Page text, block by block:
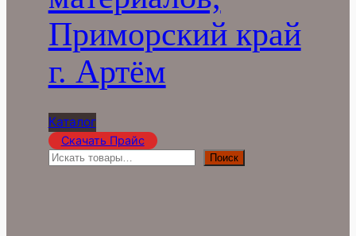
Приморский край
г. Артём
Каталог
Скачать Прайс
П
Поиск